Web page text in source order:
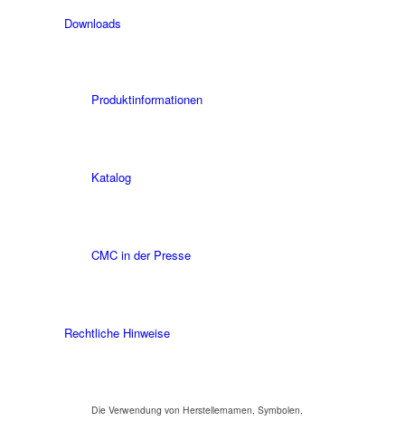
Downloads
Produktinformationen
Katalog
CMC in der Presse
Rechtliche Hinweise
Die Verwendung von Herstellernamen, Symbolen,